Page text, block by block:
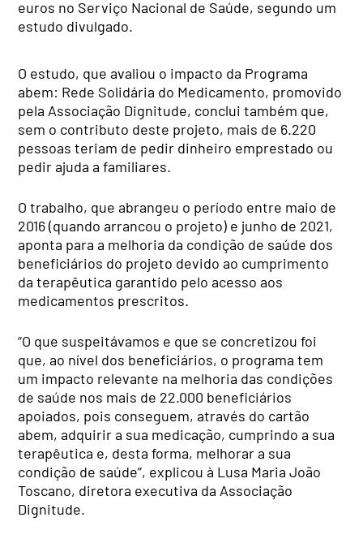
euros no Serviço Nacional de Saúde, segundo um
estudo divulgado.
O estudo, que avaliou o impacto da Programa
abem: Rede Solidária do Medicamento, promovido
pela Associação Dignitude, conclui também que,
sem o contributo deste projeto, mais de 6.220
pessoas teriam de pedir dinheiro emprestado ou
pedir ajuda a familiares.
O trabalho, que abrangeu o período entre maio de
2016 (quando arrancou o projeto) e junho de 2021,
aponta para a melhoria da condição de saúde dos
beneficiários do projeto devido ao cumprimento
da terapêutica garantido pelo acesso aos
medicamentos prescritos.
“O que suspeitávamos e que se concretizou foi
que, ao nível dos beneficiários, o programa tem
um impacto relevante na melhoria das condições
de saúde nos mais de 22.000 beneficiários
apoiados, pois conseguem, através do cartão
abem, adquirir a sua medicação, cumprindo a sua
terapêutica e, desta forma, melhorar a sua
condição de saúde”, explicou à Lusa Maria João
Toscano, diretora executiva da Associação
Dignitude.